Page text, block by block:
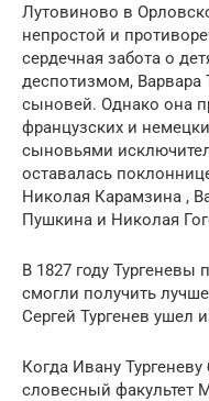
Лутовиново в
непростой и
сердечная забота о
деспотизмом, Варвара
сыновей. Однако она
французских и
сыновьями
оставалась
Николая Карамзина ,
Пушкина и Николая
В 1827 году Тургеневы
смогли получить
Сергей Тургенев ушел
Когда Ивану
словесный факультет